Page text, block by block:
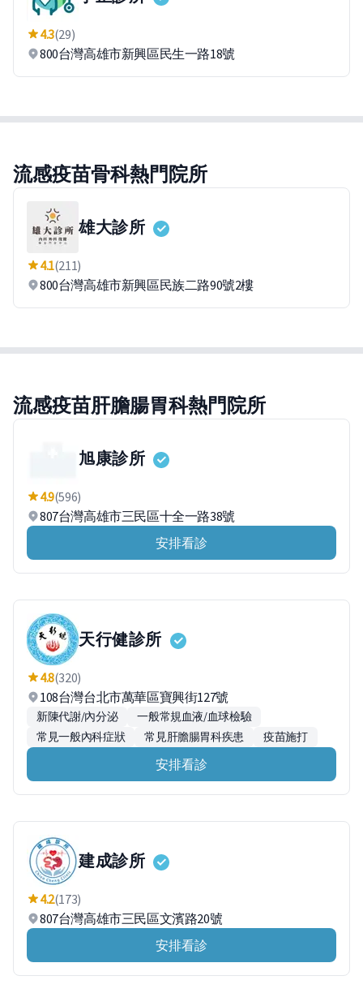
4.3(29)
800台灣高雄市新興區民生一路18號
流感疫苗骨科熱門院所
雄大診所
4.1(211)
800台灣高雄市新興區民族二路90號2樓
流感疫苗肝膽腸胃科熱門院所
旭康診所
4.9(596)
807台灣高雄市三民區十全一路38號
安排看診
天行健診所
4.8(320)
108台灣台北市萬華區寶興街127號
新陳代謝/內分泌
一般常規血液/血球檢驗
常見一般內科症狀
常見肝膽腸胃科疾患 疫苗施打
安排看診
建成診所
4.2(173)
807台灣高雄市三民區文濱路20號
安排看診